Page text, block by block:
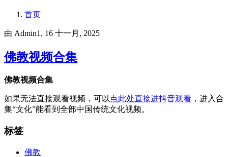
首页
由 Admin1 , 16 十一月, 2025
佛教视频合集
佛教视频合集
如果无法直接观看视频，可以点此处直接进抖音观看 ，进入合
集“文化”能看到全部中国传统文化视频。
标签
佛教